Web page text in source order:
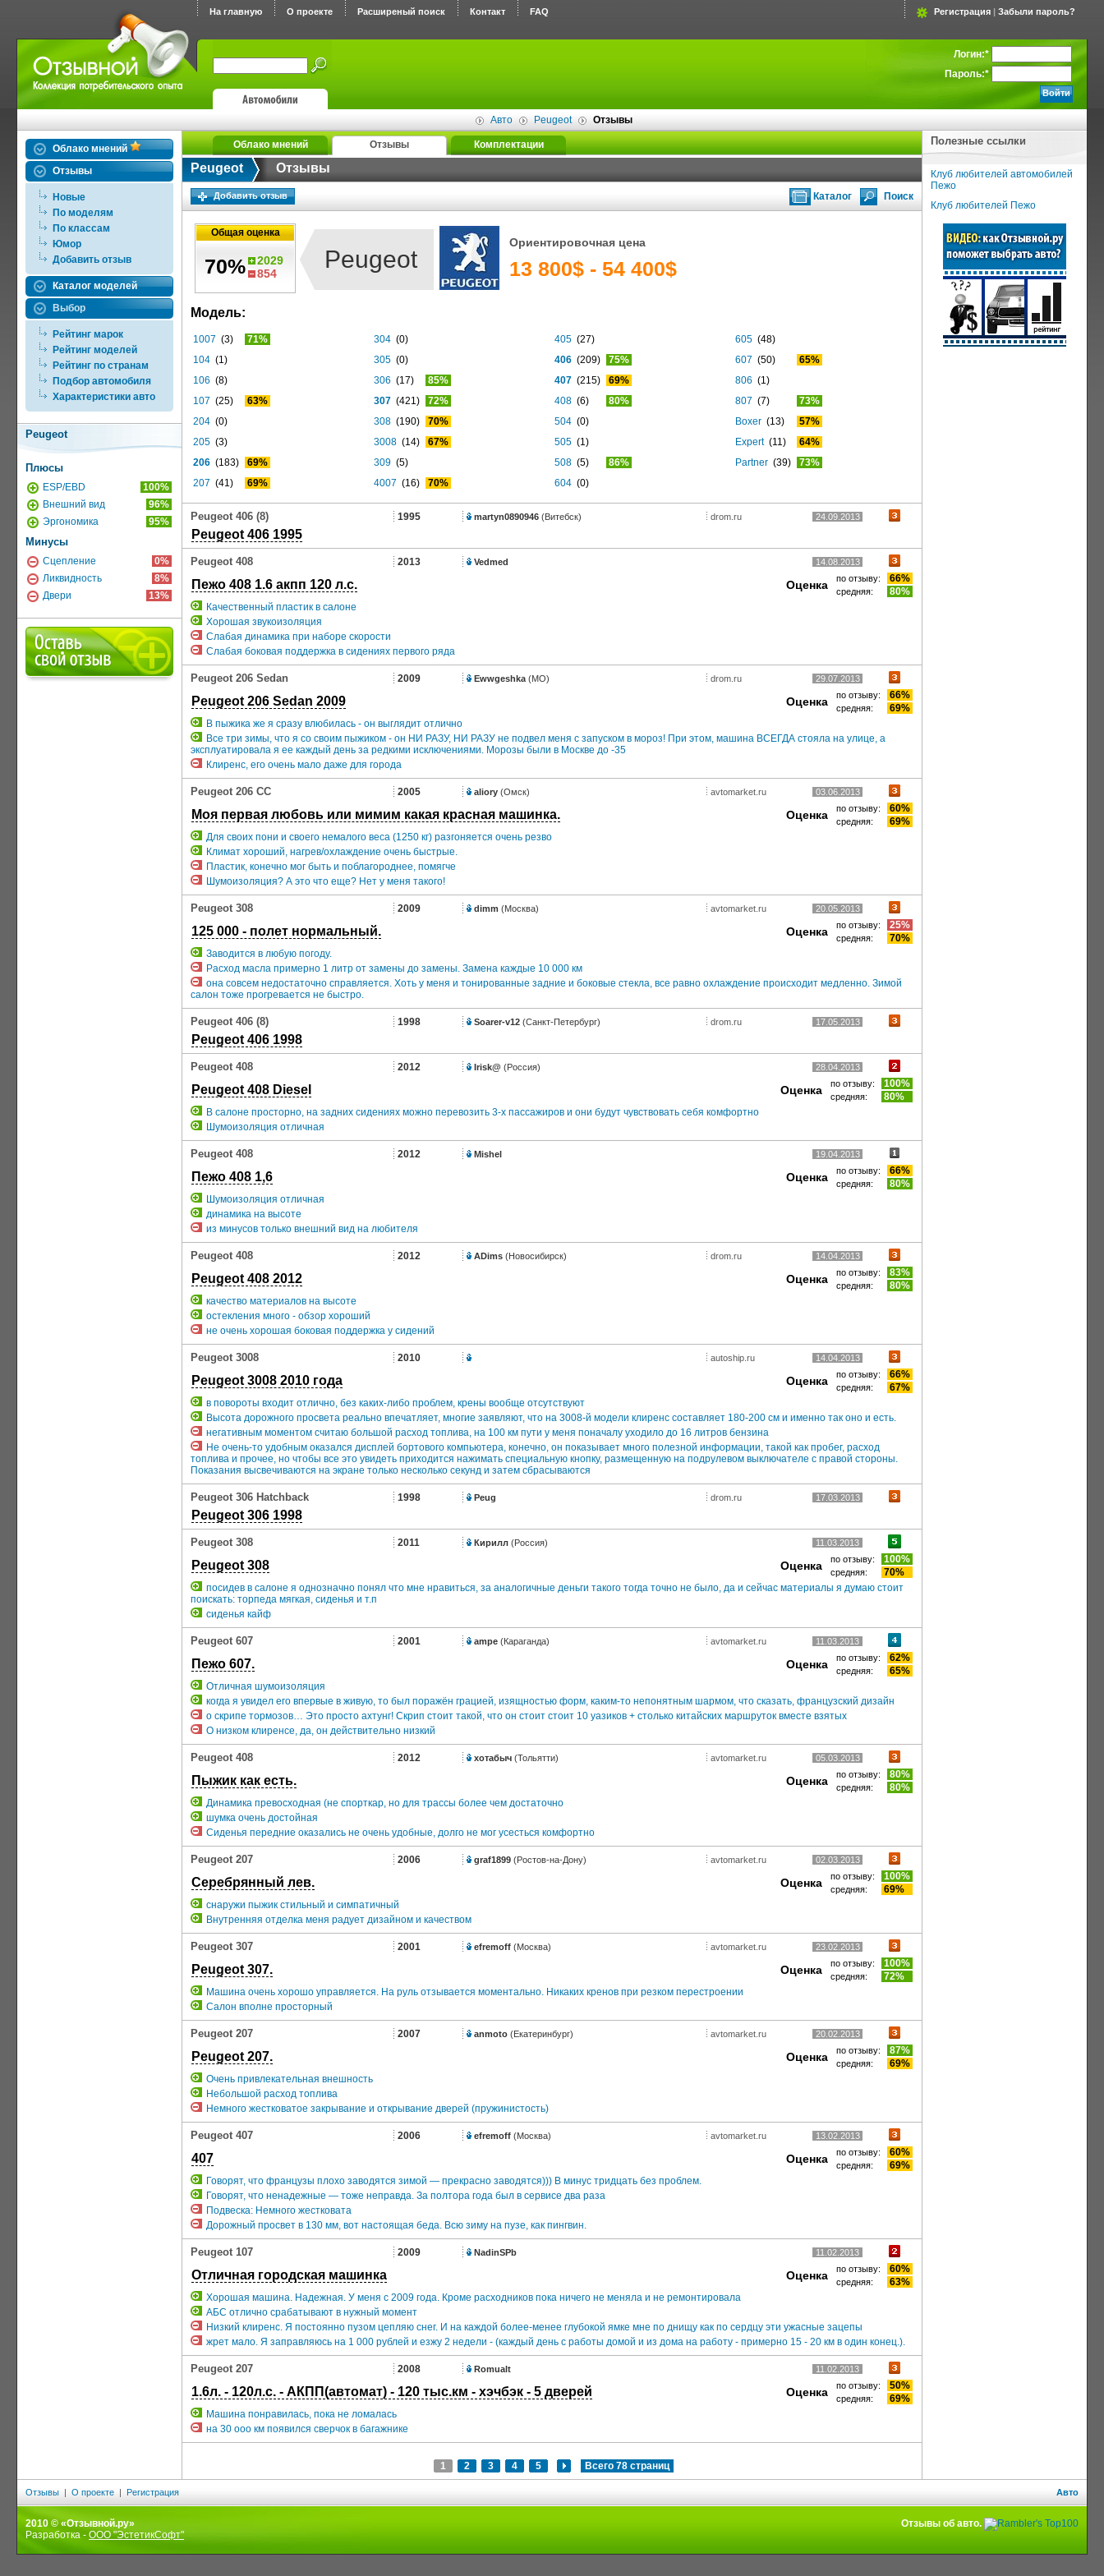
На главную О проекте Расширеный поиск Контакт FAQ Регистрация | Забыли пароль?
Логин:*
Пароль:*
Авто Peugeot Отзывы
Облако мнений
Отзывы
Новые
По моделям
По классам
Юмор
Добавить отзыв
Каталог моделей
Выбор
Рейтинг марок
Рейтинг моделей
Рейтинг по странам
Подбор автомобиля
Характеристики авто
Peugeot
Плюсы
ESP/EBD
100%
Внешний вид
96%
Эргономика
95%
Минусы
Сцепление
0%
Ликвидность
8%
Двери
13%
Облако мнений Отзывы Комплектации
Peugeot Отзывы
Добавить отзыв Поиск
Каталог
Общая оценка
70%
2029
854
Peugeot
Ориентировочная цена
13 800$ - 54 400$
Модель:
1007 (3)
71%
104 (1)
106 (8)
107 (25)
63%
204 (0)
205 (3)
206 (183)
69%
207 (41) 69%
304 (0)
305 (0)
306 (17)
85%
307 (421)
72%
308 (190)
70%
3008 (14)
67%
309 (5)
4007 (16) 70%
405 (27)
406 (209)
75%
407 (215)
69%
408 (6)
80%
504 (0)
505 (1)
508 (5)
86%
604 (0)
605 (48)
607 (50)
65%
806 (1)
807 (7)
73%
Boxer (13)
57%
Expert (11)
64%
Partner (39) 73%
Peugeot 406 (8) 1995 martyn0890946 (Витебск) drom.ru 24.09.2013
Peugeot 406 1995
Peugeot 408 2013 Vedmed 14.08.2013
Пежо 408 1.6 акпп 120 л.с. Оценка по отзыву: 66%
средняя:
80%
Качественный пластик в салоне
Хорошая звукоизоляция
Слабая динамика при наборе скорости
Слабая боковая поддержка в сидениях первого ряда
Peugeot 206 Sedan 2009 Ewwgeshka (МО) drom.ru 29.07.2013
Peugeot 206 Sedan 2009 Оценка по отзыву: 66%
средняя:
69%
В пыжика же я сразу влюбилась - он выглядит отлично
Все три зимы, что я со своим пыжиком - он НИ РАЗУ, НИ РАЗУ не подвел меня с запуском в мороз! При этом, машина ВСЕГДА стояла на улице, а
эксплуатировала я ее каждый день за редкими исключениями. Морозы были в Москве до -35
Клиренс, его очень мало даже для города
Peugeot 206 CC 2005 aliory (Омск) avtomarket.ru 03.06.2013
Моя первая любовь или мимим какая красная машинка. Оценка по отзыву: 60%
средняя:
69%
Для своих пони и своего немалого веса (1250 кг) разгоняется очень резво
Климат хороший, нагрев/охлаждение очень быстрые.
Пластик, конечно мог быть и поблагороднее, помягче
Шумоизоляция? А это что еще? Нет у меня такого!
Peugeot 308 2009 dimm (Москва) avtomarket.ru 20.05.2013
125 000 - полет нормальный. Оценка по отзыву: 25%
средняя:
70%
Заводится в любую погоду.
Расход масла примерно 1 литр от замены до замены. Замена каждые 10 000 км
она совсем недостаточно справляется. Хоть у меня и тонированные задние и боковые стекла, все равно охлаждение происходит медленно. Зимой
салон тоже прогревается не быстро.
Peugeot 406 (8) 1998 Soarer-v12 (Санкт-Петербург) drom.ru 17.05.2013
Peugeot 406 1998
Peugeot 408 2012 Irisk@ (Россия) 28.04.2013
Peugeot 408 Diesel Оценка по отзыву: 100%
средняя:
80%
В салоне просторно, на задних сидениях можно перевозить 3-х пассажиров и они будут чувствовать себя комфортно
Шумоизоляция отличная
Peugeot 408 2012 Mishel 19.04.2013
Пежо 408 1,6 Оценка по отзыву: 66%
средняя:
80%
Шумоизоляция отличная
динамика на высоте
из минусов только внешний вид на любителя
Peugeot 408 2012 ADims (Новосибирск) drom.ru 14.04.2013
Peugeot 408 2012 Оценка по отзыву: 83%
средняя:
80%
качество материалов на высоте
остекления много - обзор хороший
не очень хорошая боковая поддержка у сидений
Peugeot 3008 2010 autoship.ru 14.04.2013
Peugeot 3008 2010 года Оценка по отзыву: 66%
средняя:
67%
в повороты входит отлично, без каких-либо проблем, крены вообще отсутствуют
Высота дорожного просвета реально впечатляет, многие заявляют, что на 3008-й модели клиренс составляет 180-200 см и именно так оно и есть.
негативным моментом считаю большой расход топлива, на 100 км пути у меня поначалу уходило до 16 литров бензина
Не очень-то удобным оказался дисплей бортового компьютера, конечно, он показывает много полезной информации, такой как пробег, расход
топлива и прочее, но чтобы все это увидеть приходится нажимать специальную кнопку, размещенную на подрулевом выключателе с правой стороны.
Показания высвечиваются на экране только несколько секунд и затем сбрасываются
Peugeot 306 Hatchback 1998 Peug drom.ru 17.03.2013
Peugeot 306 1998
Peugeot 308 2011 Кирилл (Россия) 11.03.2013
Peugeot 308 Оценка по отзыву: 100%
средняя:
70%
посидев в салоне я однозначно понял что мне нравиться, за аналогичные деньги такого тогда точно не было, да и сейчас материалы я думаю стоит
поискать: торпеда мягкая, сиденья и т.п
сиденья кайф
Peugeot 607 2001 ampe (Караганда) avtomarket.ru 11.03.2013
Пежо 607. Оценка по отзыву: 62%
средняя:
65%
Отличная шумоизоляция
когда я увидел его впервые в живую, то был поражён грацией, изящностью форм, каким-то непонятным шармом, что сказать, французский дизайн
о скрипе тормозов… Это просто ахтунг! Скрип стоит такой, что он стоит стоит 10 уазиков + столько китайских маршруток вместе взятых
О низком клиренсе, да, он действительно низкий
Peugeot 408 2012 хотабыч (Тольятти) avtomarket.ru 05.03.2013
Пыжик как есть. Оценка по отзыву: 80%
средняя:
80%
Динамика превосходная (не спорткар, но для трассы более чем достаточно
шумка очень достойная
Сиденья передние оказались не очень удобные, долго не мог усесться комфортно
Peugeot 207 2006 graf1899 (Ростов-на-Дону) avtomarket.ru 02.03.2013
Серебрянный лев. Оценка по отзыву: 100%
средняя:
69%
снаружи пыжик стильный и симпатичный
Внутренняя отделка меня радует дизайном и качеством
Peugeot 307 2001 efremoff (Москва) avtomarket.ru 23.02.2013
Peugeot 307. Оценка по отзыву: 100%
средняя:
72%
Машина очень хорошо управляется. На руль отзывается моментально. Никаких кренов при резком перестроении
Салон вполне просторный
Peugeot 207 2007 anmoto (Екатеринбург) avtomarket.ru 20.02.2013
Peugeot 207. Оценка по отзыву: 87%
средняя:
69%
Очень привлекательная внешность
Небольшой расход топлива
Немного жестковатое закрывание и открывание дверей (пружинистость)
Peugeot 407 2006 efremoff (Москва) avtomarket.ru 13.02.2013
407 Оценка по отзыву: 60%
средняя:
69%
Говорят, что французы плохо заводятся зимой — прекрасно заводятся))) В минус тридцать без проблем.
Говорят, что ненадежные — тоже неправда. За полтора года был в сервисе два раза
Подвеска: Немного жестковата
Дорожный просвет в 130 мм, вот настоящая беда. Всю зиму на пузе, как пингвин.
Peugeot 107 2009 NadinSPb 11.02.2013
Отличная городская машинка Оценка по отзыву: 60%
средняя:
63%
Хорошая машина. Надежная. У меня с 2009 года. Кроме расходников пока ничего не меняла и не ремонтировала
АБС отлично срабатывают в нужный момент
Низкий клиренс. Я постоянно пузом цепляю снег. И на каждой более-менее глубокой ямке мне по днищу как по сердцу эти ужасные зацепы
жрет мало. Я заправляюсь на 1 000 рублей и езжу 2 недели - (каждый день с работы домой и из дома на работу - примерно 15 - 20 км в один конец.).
Peugeot 207 2008 Romualt 11.02.2013
1.6л. - 120л.с. - АКПП(автомат) - 120 тыс.км - хэчбэк - 5 дверей Оценка по отзыву: 50%
средняя:
69%
Машина понравилась, пока не ломалась
на 30 ооо км появился сверчок в багажнике
1 2 3 4 5 Всего 78 страниц
Полезные ссылки
Клуб любителей автомобилей
Пежо
Клуб любителей Пежо
Отзывы | О проекте | Регистрация Авто
2010 © «Отзывной.ру»
Разработка - ООО "ЭстетикСофт"
Отзывы об авто.